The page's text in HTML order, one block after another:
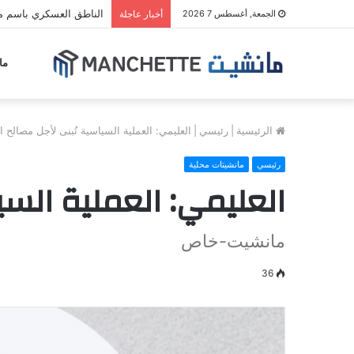
الجمعة, أغسطس 7 2026 أخبار عاجلة الناطق العسكري باسم
الرئيسية رئيسي العليمي: العملية السياسية تُبنى لأجل مصالح
رئيسي مانشيتات محلية
العليمي: العملية
مانشيت-خاص
36